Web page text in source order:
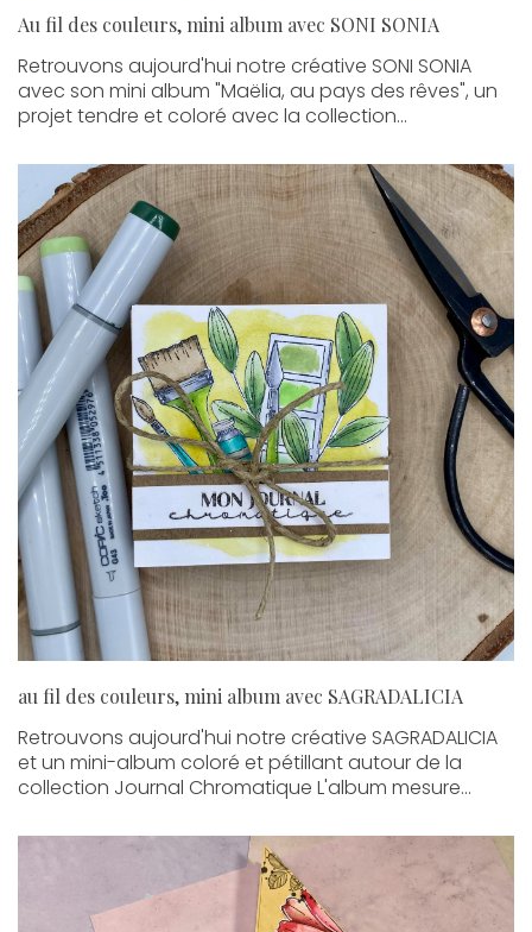
Au fil des couleurs, mini album avec SONI SONIA
Retrouvons aujourd'hui notre créative SONI SONIA
avec son mini album "Maëlia, au pays des rêves", un
projet tendre et coloré avec la collection...
au fil des couleurs, mini album avec SAGRADALICIA
Retrouvons aujourd'hui notre créative SAGRADALICIA
et un mini-album coloré et pétillant autour de la
collection Journal Chromatique L'album mesure...